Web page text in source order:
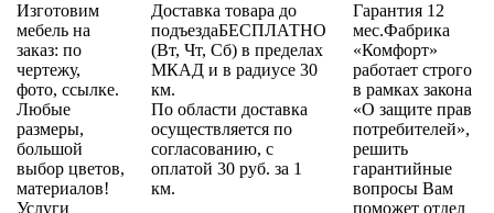
Изготовим
мебель на
заказ: по
чертежу,
фото, ссылке.
Любые
размеры,
большой
выбор цветов,
материалов!
Услуги
Доставка товара до
подъездаБЕСПЛАТНО
(Вт, Чт, Сб) в пределах
МКАД и в радиусе 30
км.
По области доставка
осуществляется по
согласованию, с
оплатой 30 руб. за 1
км.
Гарантия 12
мес.Фабрика
«Комфорт»
работает строго
в рамках закона
«О защите прав
потребителей»,
решить
гарантийные
вопросы Вам
поможет отдел